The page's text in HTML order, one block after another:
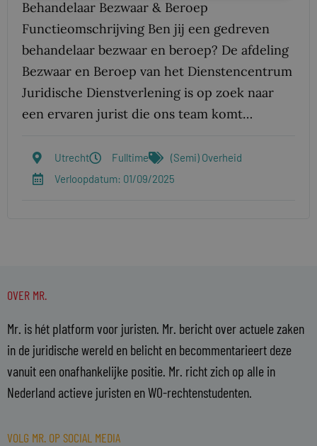
Behandelaar Bezwaar & Beroep
Functieomschrijving Ben jij een gedreven
behandelaar bezwaar en beroep? De afdeling
Bezwaar en Beroep van het Dienstencentrum
Juridische Dienstverlening is op zoek naar
een ervaren jurist die ons team komt…
Utrecht Fulltime
(Semi) Overheid
Verloopdatum: 01/09/2025
OVER MR.
Mr. is hét platform voor juristen. Mr. bericht over actuele zaken
in de juridische wereld en belicht en becommentarieert deze
vanuit een onafhankelijke positie. Mr. richt zich op alle in
Nederland actieve juristen en WO-rechtenstudenten.
VOLG MR. OP SOCIAL MEDIA